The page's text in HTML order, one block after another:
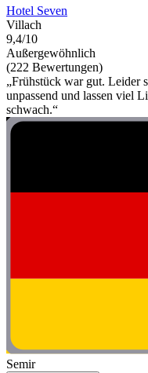
Hotel Seven
Villach
9,4/10
Außergewöhnlich
(222 Bewertungen)
„Frühstück war gut. Leider
unpassend und lassen viel
schwach.“
Semir